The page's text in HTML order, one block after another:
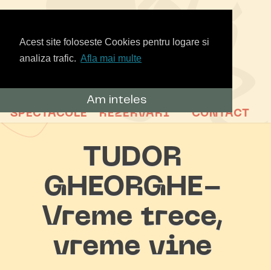
Acest site foloseste Cookies pentru logare si
analiza trafic. Afla mai multe
Am inteles
SPECTACOLE REZERVARI CONTACT
TUDOR
GHEORGHE-
Vreme trece,
vreme vine